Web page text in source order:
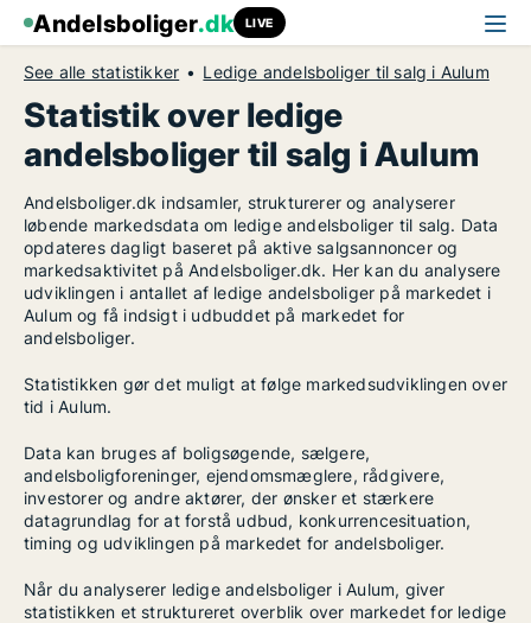
Andelsboliger.dk LIVE
See alle statistikker Ledige andelsboliger til salg i Aulum
Statistik over ledige
andelsboliger til salg i Aulum
Andelsboliger.dk indsamler, strukturerer og analyserer
løbende markedsdata om ledige andelsboliger til salg. Data
opdateres dagligt baseret på aktive salgsannoncer og
markedsaktivitet på Andelsboliger.dk. Her kan du analysere
udviklingen i antallet af ledige andelsboliger på markedet i
Aulum og få indsigt i udbuddet på markedet for
andelsboliger.
Statistikken gør det muligt at følge markedsudviklingen over
tid i Aulum.
Data kan bruges af boligsøgende, sælgere,
andelsboligforeninger, ejendomsmæglere, rådgivere,
investorer og andre aktører, der ønsker et stærkere
datagrundlag for at forstå udbud, konkurrencesituation,
timing og udviklingen på markedet for andelsboliger.
Når du analyserer ledige andelsboliger i Aulum, giver
statistikken et struktureret overblik over markedet for ledige